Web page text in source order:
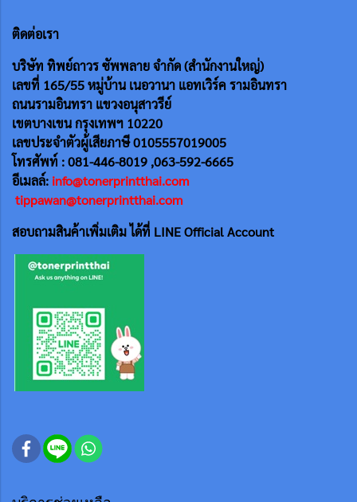
ติดต่อเรา
บริษัท ทิพย์ถาวร ซัพพลาย จำกัด (สำนักงานใหญ่)
เลขที่ 165/55หมู่บ้าน เนอวานา แอทเวิร์ค รามอินทรา
ถนนรามอินทรา แขวงอนุสาวรีย์
เขตบางเขน กรุงเทพฯ 10220
เลขประจำตัวผู้เสียภาษี 0105557019005
โทรศัพท์ : 081-446-8019 ,063-592-6665
อีเมลล์: info@tonerprintthai.com
tippawan@tonerprintthai.com
สอบถามสินค้าเพิ่มเติม ได้ที่ LINE Official Account